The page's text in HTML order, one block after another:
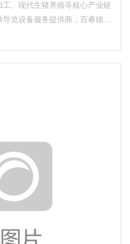
、现代生猪养殖等核心产业链
览设备服务提供商，百睿德凭